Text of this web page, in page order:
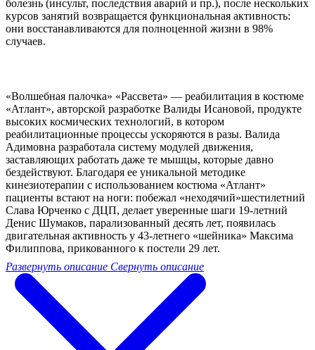
болезнь (инсульт, последствия аварий и пр.), после нескольких
курсов занятий возвращается функциональная активность:
они восстанавливаются для полноценной жизни в 98%
случаев.
«Волшебная палочка» «Рассвета» — реабилитация в костюме
«Атлант», авторской разработке Валиды Исановой, продукте
высоких космических технологий, в котором
реабилитационные процессы ускоряются в разы. Валида
Адимовна разработала систему модулей движения,
заставляющих работать даже те мышцы, которые давно
бездействуют. Благодаря ее уникальной методике
кинезиотерапии с использованием костюма «Атлант»
пациенты встают на ноги: побежал «неходячий»шестилетний
Слава Юрченко с ДЦП, делает уверенные шаги 19-летний
Денис Шумаков, парализованный десять лет, появилась
двигательная активность у 43-летнего «шейника» Максима
Филиппова, прикованного к постели 29 лет.
Развернуть описание Свернуть описание